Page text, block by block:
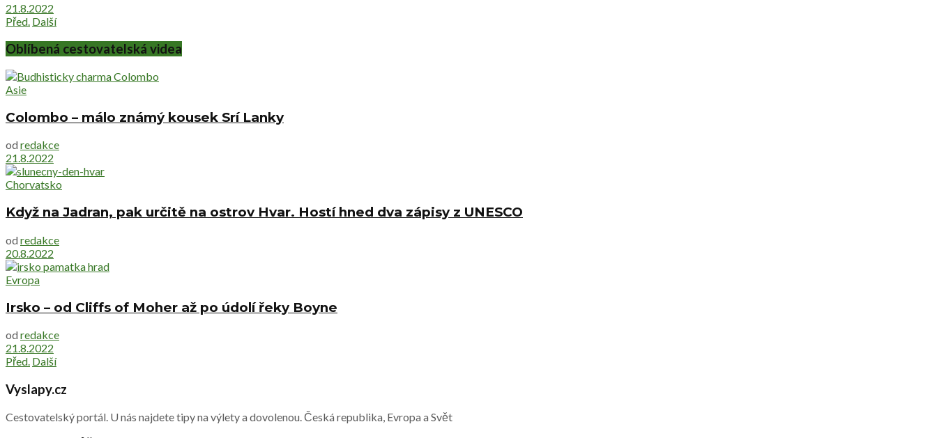
21.8.2022
Před. Další
Oblíbená cestovatelská videa
Asie
Colombo – málo známý kousek Srí Lanky
od redakce
21.8.2022
Chorvatsko
Když na Jadran, pak určitě na ostrov Hvar. Hostí hned dva zápisy z UNESCO
od redakce
20.8.2022
Evropa
Irsko – od Cliffs of Moher až po údolí řeky Boyne
od redakce
21.8.2022
Před. Další
Vyslapy.cz
Cestovatelský portál. U nás najdete tipy na výlety a dovolenou. Česká republika, Evropa a Svět